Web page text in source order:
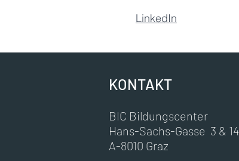
LinkedIn
KONTAKT
BIC Bildungscenter
Hans-Sachs-Gasse 3 & 14
A-8010 Graz